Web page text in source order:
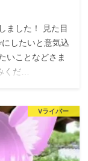
ました！ 見た目
したいと意気込
いことなどさま
くだ…
Vライバー